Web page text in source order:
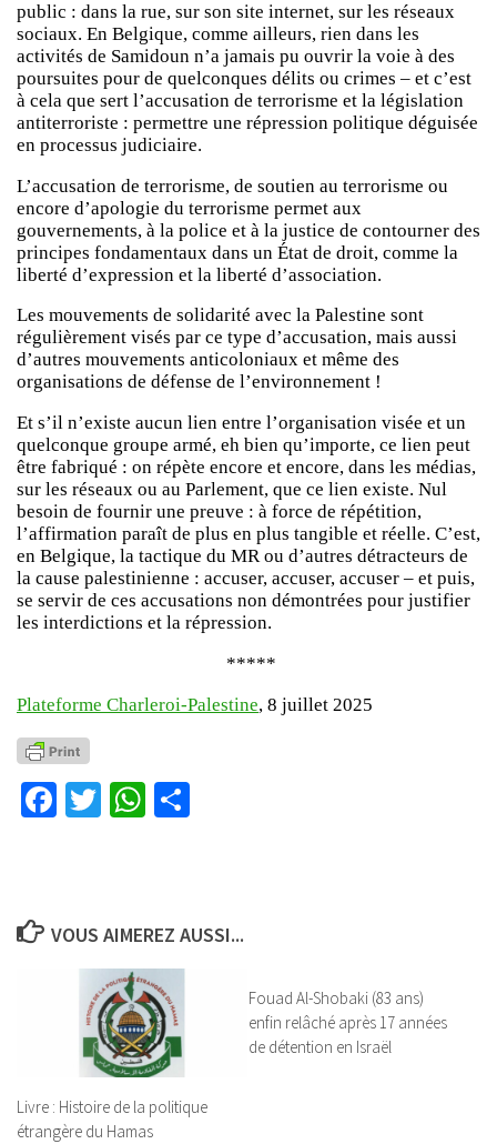
public : dans la rue, sur son site internet, sur les réseaux
sociaux. En Belgique, comme ailleurs, rien dans les
activités de Samidoun n’a jamais pu ouvrir la voie à des
poursuites pour de quelconques délits ou crimes – et c’est
à cela que sert l’accusation de terrorisme et la législation
antiterroriste : permettre une répression politique déguisée
en processus judiciaire.
L’accusation de terrorisme, de soutien au terrorisme ou
encore d’apologie du terrorisme permet aux
gouvernements, à la police et à la justice de contourner des
principes fondamentaux dans un État de droit, comme la
liberté d’expression et la liberté d’association.
Les mouvements de solidarité avec la Palestine sont
régulièrement visés par ce type d’accusation, mais aussi
d’autres mouvements anticoloniaux et même des
organisations de défense de l’environnement !
Et s’il n’existe aucun lien entre l’organisation visée et un
quelconque groupe armé, eh bien qu’importe, ce lien peut
être fabriqué : on répète encore et encore, dans les médias,
sur les réseaux ou au Parlement, que ce lien existe. Nul
besoin de fournir une preuve : à force de répétition,
l’affirmation paraît de plus en plus tangible et réelle. C’est,
en Belgique, la tactique du MR ou d’autres détracteurs de
la cause palestinienne : accuser, accuser, accuser – et puis,
se servir de ces accusations non démontrées pour justifier
les interdictions et la répression.
*****
Plateforme Charleroi-Palestine, 8 juillet 2025
Facebook
TwitterWhatsApp
VOUS AIMEREZ AUSSI...
Livre : Histoire de la politique
étrangère du Hamas
Fouad Al-Shobaki (83 ans)
enfin relâché après 17 années
de détention en Israël